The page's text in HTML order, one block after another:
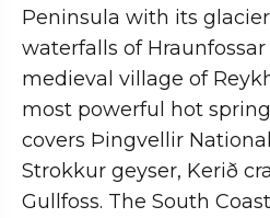
Peninsula with its
waterfalls of
medieval village of
most powerful hot
covers Þingvellir
Strokkur geyser, Kerið
Gullfoss. The South